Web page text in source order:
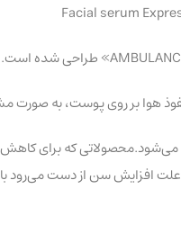
Facial serum
هوا بر روی پوست، به